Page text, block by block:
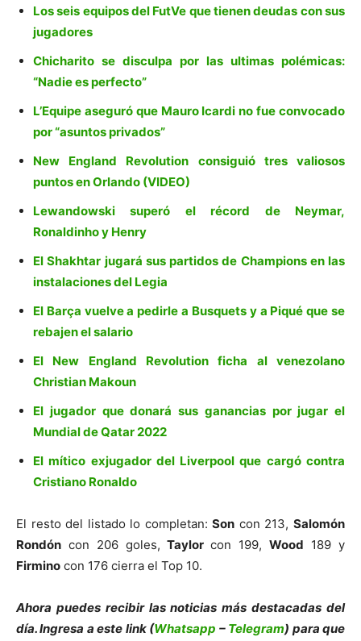
Los seis equipos del FutVe que tienen deudas con sus
jugadores
Chicharito se disculpa por las ultimas polémicas:
“Nadie es perfecto”
L’Equipe aseguró que Mauro Icardi no fue convocado
por “asuntos privados”
New England Revolution consiguió tres valiosos
puntos en Orlando (VIDEO)
Lewandowski superó el récord de Neymar,
Ronaldinho y Henry
El Shakhtar jugará sus partidos de Champions en las
instalaciones del Legia
El Barça vuelve a pedirle a Busquets y a Piqué que se
rebajen el salario
El New England Revolution ficha al venezolano
Christian Makoun
El jugador que donará sus ganancias por jugar el
Mundial de Qatar 2022
El mítico exjugador del Liverpool que cargó contra
Cristiano Ronaldo
El resto del listado lo completan:Son con 213,Salomón
Rondón con 206 goles, Taylorcon 199,Wood 189 y
Firmino con 176 cierra el Top 10.
Ahora puedes recibir las noticias más destacadas del
día. Ingresa a este link (Whatsapp – Telegram) para que